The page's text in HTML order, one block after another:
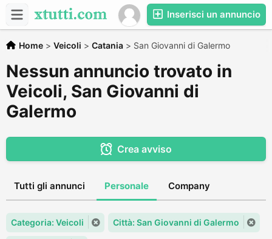
Inserisci un annuncio
Home > Veicoli > Catania > San Giovanni di Galermo
Nessun annuncio trovato in
Veicoli, San Giovanni di
Galermo
Crea avviso
Tutti gli annunci Personale Company
Categoria: Veicoli Città: San Giovanni di Galermo